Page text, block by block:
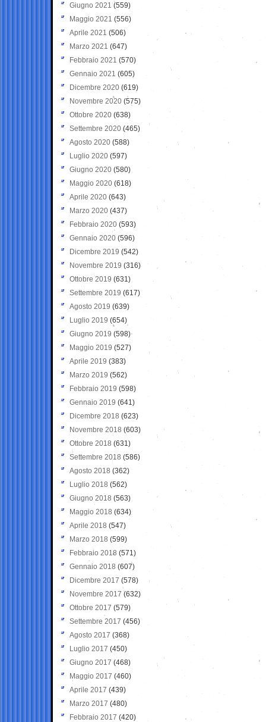
Giugno 2021(559)
Maggio 2021 (556)
Aprile 2021 (506)
Marzo 2021 (647)
Febbraio 2021 (570)
Gennaio 2021 (605)
Dicembre 2020 (619)
Novembre 2020 (575)
Ottobre 2020 (638)
Settembre 2020(465)
Agosto 2020 (588)
Luglio 2020 (597)
Giugno 2020 (580)
Maggio 2020 (618)
Aprile 2020 (643)
Marzo 2020 (437)
Febbraio 2020 (593)
Gennaio 2020 (596)
Dicembre 2019 (542)
Novembre 2019 (316)
Ottobre 2019 (631)
Settembre 2019 (617)
Agosto 2019 (639)
Luglio 2019 (654)
Giugno 2019 (598)
Maggio 2019 (527)
Aprile 2019 (383)
Marzo 2019 (562)
Febbraio 2019 (598)
Gennaio 2019 (641)
Dicembre 2018 (623)
Novembre 2018 (603)
Ottobre 2018 (631)
Settembre 2018 (586)
Agosto 2018 (362)
Luglio 2018 (562)
Giugno 2018 (563)
Maggio 2018 (634)
Aprile 2018 (547)
Marzo 2018 (599)
Febbraio 2018 (571)
Gennaio 2018 (607)
Dicembre 2017 (578)
Novembre 2017 (632)
Ottobre 2017 (579)
Settembre 2017 (456)
Agosto 2017 (368)
Luglio 2017 (450)
Giugno 2017 (468)
Maggio 2017 (460)
Aprile 2017 (439)
Marzo 2017 (480)
Febbraio 2017 (420)